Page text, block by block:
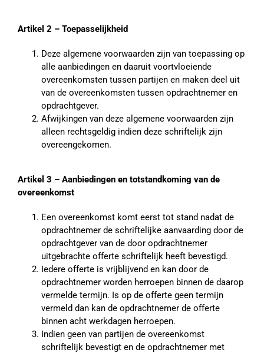
Artikel 2 – Toepasselijkheid
Deze algemene voorwaarden zijn van toepassing op
alle aanbiedingen en daaruit voortvloeiende
overeenkomsten tussen partijen en maken deel uit
van de overeenkomsten tussen opdrachtnemer en
opdrachtgever.
Afwijkingen van deze algemene voorwaarden zijn
alleen rechtsgeldig indien deze schriftelijk zijn
overeengekomen.
Artikel 3 – Aanbiedingen en totstandkoming van de
overeenkomst
Een overeenkomst komt eerst tot stand nadat de
opdrachtnemer de schriftelijke aanvaarding door de
opdrachtgever van de door opdrachtnemer
uitgebrachte offerte schriftelijk heeft bevestigd.
Iedere offerte is vrijblijvend en kan door de
opdrachtnemer worden herroepen binnen de daarop
vermelde termijn. Is op de offerte geen termijn
vermeld dan kan de opdrachtnemer de offerte
binnen acht werkdagen herroepen.
Indien geen van partijen de overeenkomst
schriftelijk bevestigt en de opdrachtnemer met